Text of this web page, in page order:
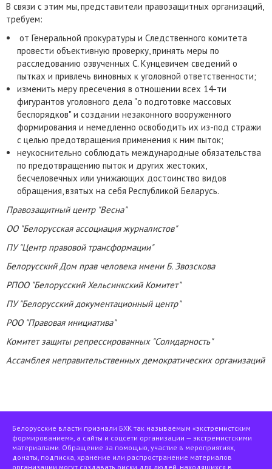
В связи с этим мы, представители правозащитных организаций,
требуем:
от Генеральной прокуратуры и Следственного комитета
провести объективную проверку, принять меры по
расследованию озвученных С. Кунцевичем сведений о
пытках и привлечь виновных к уголовной ответственности;
изменить меру пресечения в отношении всех 14-ти
фигурантов уголовного дела "о подготовке массовых
беспорядков" и создании незаконного вооруженного
формирования и немедленно освободить их из-под стражи
с целью предотвращения применения к ним пыток;
неукоснительно соблюдать международные обязательства
по предотвращению пыток и других жестоких,
бесчеловечных или унижающих достоинство видов
обращения, взятых на себя Республикой Беларусь.
Правозащитный центр "Весна"
ОО "Белорусскаяассоциация журналистов"
ПУ "Центр правовой трансформации"
Белорусский Дом прав человека имени Б. Звозскова
РПОО "Белорусский Хельсинкский Комитет"
ПУ "Белорусский документационныйцентр"
РОО "Правовая инициатива"
Комитет защиты репрессированных "Солидарность"
Ассамблея неправительственных демократических организаций
Белорусские власти признали БХК так называемым «экстремистским
формированием», а сайты и соцсети организации — экстремистскими
материалами. Обращение за помощью, участие в мероприятиях,
донаты, подписка, хранение или распространение материалов
организации могут создавать риски для людей, находящихся в